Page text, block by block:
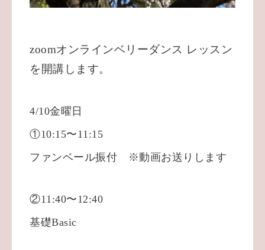
zoomオンラインベリーダンス レッスン
を開講します。
4/10金曜日
①10:15〜11:15
ファンベール振付 ※動画お送りします
②11:40〜12:40
基礎Basic